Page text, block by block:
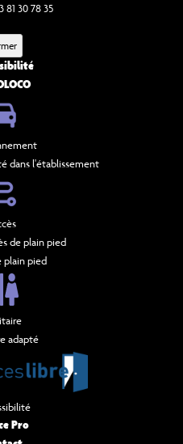
81 30 78 35
dans l'établissement
de plain pied
plain pied
adapté
Pro